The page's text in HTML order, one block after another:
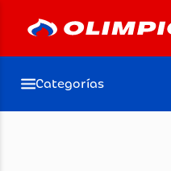
Categorías